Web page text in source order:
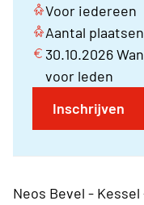
Voor iedereen
Aantal
30.10.2026
voor leden
Inschrijven
Neos Bevel -